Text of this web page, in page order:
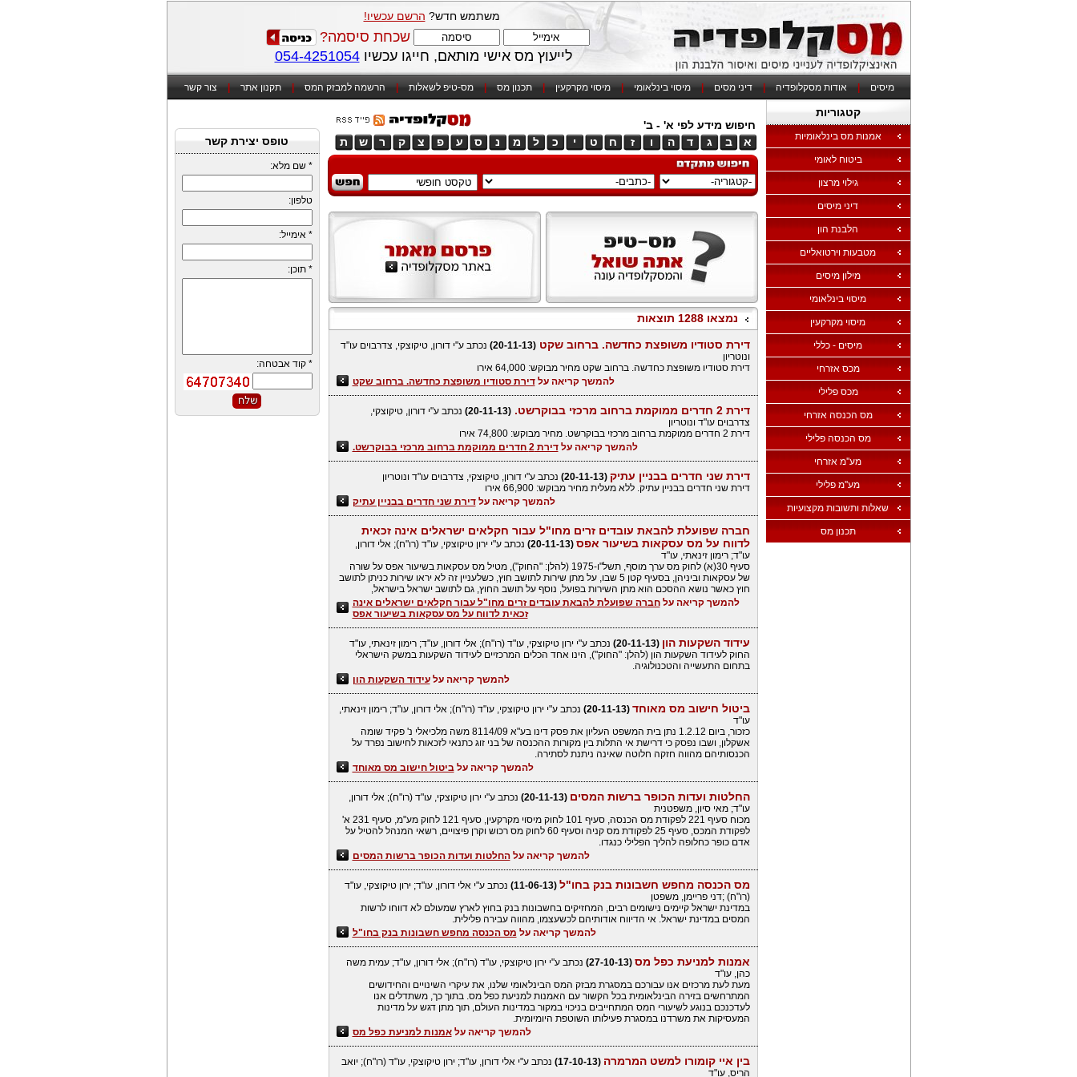
משתמש חדש? הרשם עכשיו!
שכחת סיסמה?
לייעוץ מס אישי מותאם, חייגו עכשיו054-4251054
מיסים אודות מסקלופדיה דיני מסים מיסוי בינלאומי מיסוי מקרקעין תכנון מס מס-טיפ לשאלות הרשמה למבזק המס תקנון אתר צור קשר
קטגוריות
אמנות מס בינלאומיות
ביטוח לאומי
גילוי מרצון
דיני מיסים
הלבנת הון
מטבעות וירטואליים
מילון מיסים
מיסוי בינלאומי
מיסוי מקרקעין
מיסים - כללי
מכס אזרחי
מכס פלילי
מס הכנסה אזרחי
מס הכנסה פלילי
מע''מ אזרחי
מע''מ פלילי
שאלות ותשובות מקצועיות
תכנון מס
טופס יצירת קשר
* שם מלא:
טלפון:
* אימייל:
* תוכן:
* קוד אבטחה:
חיפוש מידע לפי א' - ב'
א
ב ג ד ה ו ז ח ט י כ ל מ נ ס ע פ צ ק ר ש ת
נמצאו 1288 תוצאות
דירת סטודיו משופצת כחדשה. ברחוב שקט(20-11-13)
נכתב ע"י דורון, טיקוצקי, צדרבוים עו"ד
ונוטריון
דירת סטודיו משופצת כחדשה. ברחוב שקט מחיר מבוקש: 64,000 אירו
להמשך קריאה עלדירת סטודיו משופצת כחדשה. ברחוב שקט
דירת 2 חדרים ממוקמת ברחוב מרכזי בבוקרשט. (20-11-13)
נכתב ע"י דורון, טיקוצקי,
צדרבוים עו"ד ונוטריון
דירת 2 חדרים ממוקמת ברחוב מרכזי בבוקרשט. מחיר מבוקש: 74,800 אירו
להמשך קריאה עלדירת 2 חדרים ממוקמת ברחוב מרכזי בבוקרשט.
דירת שני חדרים בבניין עתיק (20-11-13)
נכתב ע"י דורון, טיקוצקי, צדרבוים עו"ד ונוטריון
דירת שני חדרים בבניין עתיק. ללא מעלית מחיר מבוקש: 66,900 אירו
להמשך קריאה עלדירת שני חדרים בבניין עתיק
חברה שפועלת להבאת עובדים זרים מחו"ל עבור חקלאים ישראלים אינה זכאית
לדווח על מס עסקאות בשיעור אפס (20-11-13)
נכתב ע"י ירון טיקוצקי, עו"ד (רו"ח); אלי דורון,
עו"ד; רימון זינאתי, עו"ד
סעיף 30(א) לחוק מס ערך מוסף, תשל"ו-1975 (להלן: "החוק"), מטיל מס עסקאות בשיעור אפס על שורה
של עסקאות וביניהן, בסעיף קטן 5 שבו, על מתן שירות לתושב חוץ, כשלעניין זה לא יראו שירות כניתן לתושב
חוץ כאשר נושא ההסכם הוא מתן השירות בפועל, נוסף על תושב החוץ, גם לתושב ישראל בישראל,
להמשך קריאה עלחברה שפועלת להבאת עובדים זרים מחו"ל עבור חקלאים ישראלים אינה
זכאית לדווח על מס עסקאות בשיעור אפס
עידוד השקעות הון (20-11-13)
נכתב ע"י ירון טיקוצקי, עו"ד (רו"ח); אלי דורון, עו"ד; רימון זינאתי, עו"ד
החוק לעידוד השקעות הון (להלן: "החוק"), הינו אחד הכלים המרכזיים לעידוד השקעות במשק הישראלי
בתחום התעשייה והטכנולוגיה.
להמשך קריאה עלעידוד השקעות הון
ביטול חישוב מס מאוחד (20-11-13)
נכתב ע"י ירון טיקוצקי, עו"ד (רו"ח); אלי דורון, עו"ד; רימון זינאתי,
עו"ד
כזכור, ביום 1.2.12 נתן בית המשפט העליון את פסק דינו בע"א 8114/09 משה מלכיאלי נ' פקיד שומה
אשקלון, ושבו נפסק כי דרישת אי התלות בין מקורות ההכנסה של בני זוג כתנאי לזכאות לחישוב נפרד על
הכנסותיהם מהווה חזקה חלוטה שאינה ניתנת לסתירה.
להמשך קריאה עלביטול חישוב מס מאוחד
החלטות ועדות הכופר ברשות המסים (20-11-13)
נכתב ע"י ירון טיקוצקי, עו"ד (רו"ח); אלי דורון,
עו"ד; מאי סיון, משפטנית
מכוח סעיף 221 לפקודת מס הכנסה, סעיף 101 לחוק מיסוי מקרקעין, סעיף 121 לחוק מע"מ, סעיף 231 א'
לפקודת המכס, סעיף 25 לפקודת מס קניה וסעיף 60 לחוק מס רכוש וקרן פיצויים, רשאי המנהל להטיל על
אדם כופר כחלופה להליך הפלילי כנגדו.
להמשך קריאה עלהחלטות ועדות הכופר ברשות המסים
מס הכנסה מחפש חשבונות בנק בחו"ל (11-06-13)
נכתב ע"י אלי דורון, עו"ד; ירון טיקוצקי, עו"ד
(רו"ח) ;דני פריימן, משפטן
במדינת ישראל קיימים נישומים רבים, המחזיקים בחשבונות בנק בחוץ לארץ שמעולם לא דווחו לרשות
המסים במדינת ישראל. אי הדיווח אודותיהם לכשעצמו, מהווה עבירה פלילית.
להמשך קריאה על מס הכנסה מחפש חשבונות בנק בחו"ל
אמנות למניעת כפל מס (27-10-13)
נכתב ע"י ירון טיקוצקי, עו"ד (רו"ח); אלי דורון, עו"ד; עמית משה
כהן, עו"ד
מעת לעת מרכזים אנו עבורכם במסגרת מבזק המס הבינלאומי שלנו, את עיקרי השינויים והחידושים
המתרחשים בזירה הבינלאומית בכל הקשור עם האמנות למניעת כפל מס. בתוך כך, משתדלים אנו
לעדכנכם בנוגע לשיעורי המס המתחייבים בניכוי במקור במדינות העולם, תוך מתן דגש על מדינות
המעסיקות את משרדנו במסגרת פעילותו השוטפת היומיומית.
להמשך קריאה עלאמנות למניעת כפל מס
בין איי קומורו למשט המרמרה (17-10-13)
נכתב ע"י אלי דורון, עו"ד; ירון טיקוצקי, עו"ד (רו"ח); יואב
הריס, עו"ד